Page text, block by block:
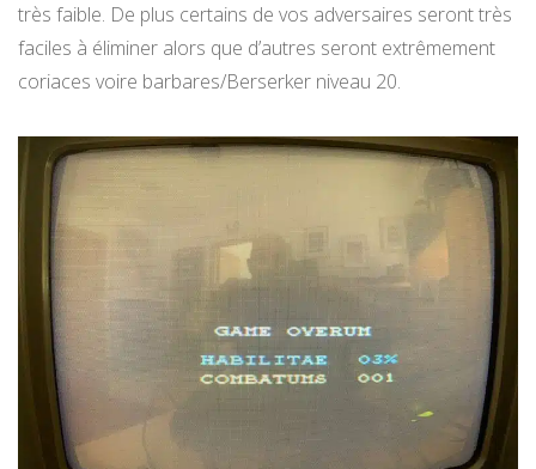
très faible. De plus certains de vos adversaires seront très
faciles à éliminer alors que d’autres seront extrêmement
coriaces voire barbares/Berserker niveau 20.